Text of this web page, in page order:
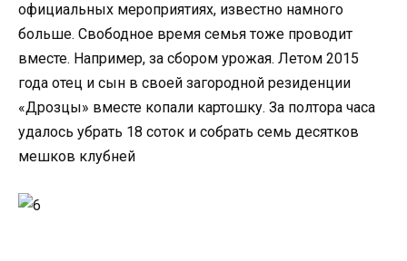
официальных мероприятиях, известно намного
больше. Свободное время семья тоже проводит
вместе. Например, за сбором урожая. Летом 2015
года отец и сын в своей загородной резиденции
«Дрозцы» вместе копали картошку. За полтора часа
удалось убрать 18 соток и собрать семь десятков
мешков клубней